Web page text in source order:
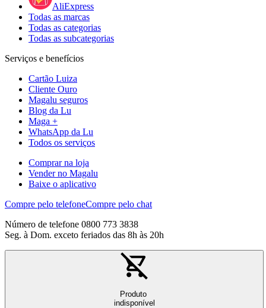
AliExpress
Todas as marcas
Todas as categorias
Todas as subcategorias
Serviços e benefícios
Cartão Luiza
Cliente Ouro
Magalu seguros
Blog da Lu
Maga +
WhatsApp da Lu
Todos os serviços
Comprar na loja
Vender no Magalu
Baixe o aplicativo
Compre pelo telefoneCompre pelo chat
Número de telefone 0800 773 3838
Seg. à Dom. exceto feriados das 8h às 20h
Produto
indisponível